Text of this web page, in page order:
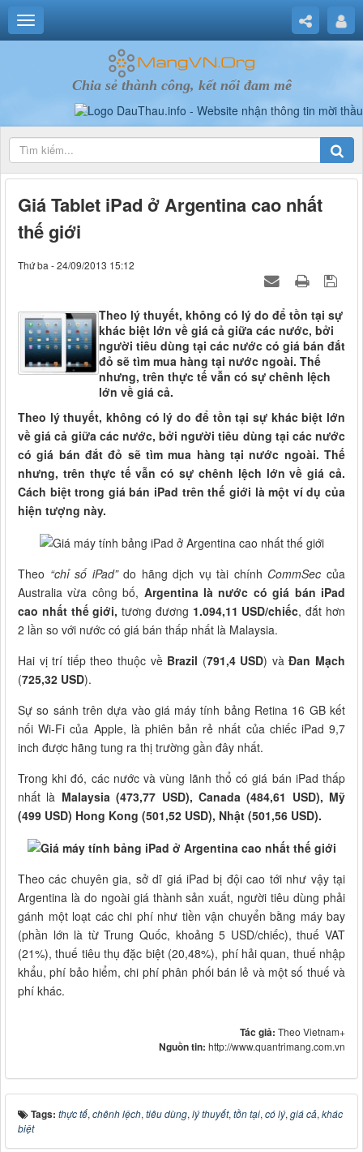
Chia sẻ thành công, kết nối đam mê
Giá Tablet iPad ở Argentina cao nhất
thế giới
Thứ ba - 24/09/2013 15:12
Theo lý thuyết, không có lý do để tồn tại sự
khác biệt lớn về giá cả giữa các nước, bởi
người tiêu dùng tại các nước có giá bán đắt
đỏ sẽ tìm mua hàng tại nước ngoài. Thế
nhưng, trên thực tế vẫn có sự chênh lệch
lớn về giá cả.
Theo lý thuyết, không có lý do để tồn tại sự khác biệt lớn
về giá cả giữa các nước, bởi người tiêu dùng tại các nước
có giá bán đắt đỏ sẽ tìm mua hàng tại nước ngoài. Thế
nhưng, trên thực tế vẫn có sự chênh lệch lớn về giá cả.
Cách biệt trong giá bán iPad trên thế giới là một ví dụ của
hiện tượng này.
Theo “chỉ số iPad”do hãng dịch vụ tài chính CommSec của
Australia vừa công bố, Argentina là nước có giá bán iPad
cao nhất thế giới, tương đương 1.094,11 USD/chiếc, đắt hơn
2 lần so với nước có giá bán thấp nhất là Malaysia.
Hai vị trí tiếp theo thuộc về Brazil (791,4 USD) vàĐan Mạch
(725,32 USD).
Sự so sánh trên dựa vào giá máy tính bảng Retina 16 GB kết
nối Wi-Fi của Apple, là phiên bản rẻ nhất của chiếc iPad 9,7
inch được hãng tung ra thị trường gần đây nhất.
Trong khi đó, các nước và vùng lãnh thổ có giá bán iPad thấp
nhất là Malaysia (473,77 USD), Canada (484,61 USD), Mỹ
(499 USD) Hong Kong (501,52 USD), Nhật (501,56 USD).
Theo các chuyên gia, sở dĩ giá iPad bị đội cao tới như vậy tại
Argentina là do ngoài giá thành sản xuất, người tiêu dùng phải
gánh một loạt các chi phí như tiền vận chuyển bằng máy bay
(phần lớn là từ Trung Quốc, khoảng 5 USD/chiếc), thuế VAT
(21%), thuế tiêu thụ đặc biệt (20,48%), phí hải quan, thuế nhập
khẩu, phí bảo hiểm, chi phí phân phối bán lẻ và một số thuế và
phí khác.
Tác giả: Theo Vietnam+
Nguồn tin: http://www.quantrimang.com.vn
Tags: thực tế, chênh lệch, tiêu dùng, lý thuyết, tồn tại, có lý, giá cả, khác
biệt